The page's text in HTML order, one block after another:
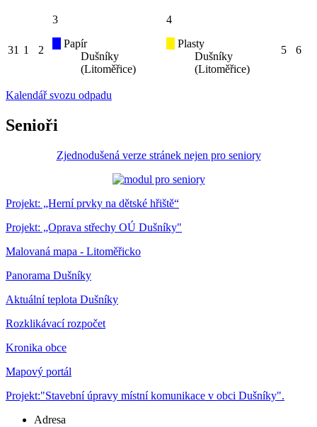
31 1 2
3
Papír
Dušníky
(Litoměřice)
4
Plasty
Dušníky
(Litoměřice)
5 6
Kalendář svozu odpadu
Senioři
Zjednodušená verze stránek nejen pro seniory
Projekt: „Herní prvky na dětské hřiště“
Projekt: „Oprava střechy OÚ Dušníky"
Malovaná mapa - Litoměřicko
Panorama Dušníky
Aktuální teplota Dušníky
Rozklikávací rozpočet
Kronika obce
Mapový portál
Projekt:"Stavební úpravy místní komunikace v obci Dušníky".
Adresa